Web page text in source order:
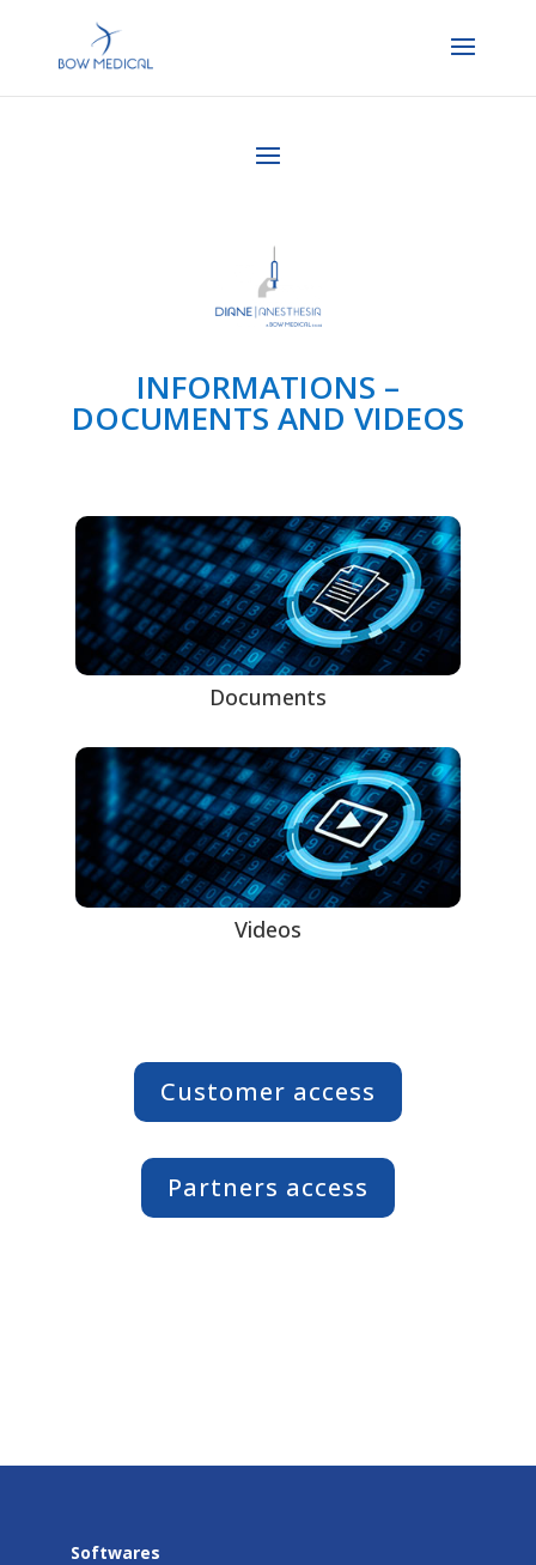
INFORMATIONS –
DOCUMENTS AND VIDEOS
Documents
Videos
Customer access
Partners access
Softwares